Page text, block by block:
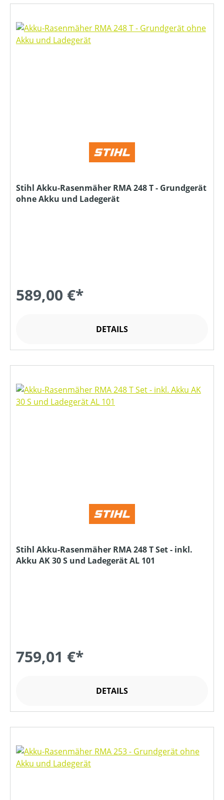
Stihl Akku-Rasenmäher RMA 248 T - Grundgerät
ohne Akku und Ladegerät
589,00 €*
DETAILS
Stihl Akku-Rasenmäher RMA 248 T Set - inkl.
Akku AK 30 S und Ladegerät AL 101
759,01 €*
DETAILS